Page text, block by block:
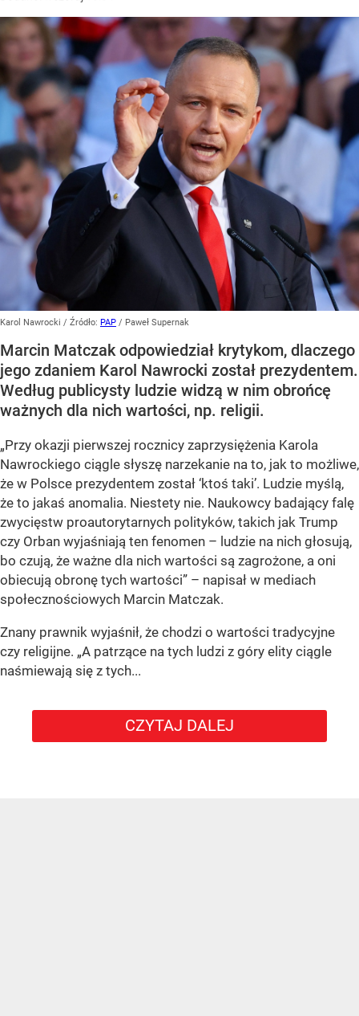
Karol Nawrocki / Źródło: PAP / Paweł Supernak
Marcin Matczak odpowiedział krytykom, dlaczego
jego zdaniem Karol Nawrocki został prezydentem.
Według publicysty ludzie widzą w nim obrońcę
ważnych dla nich wartości, np. religii.
„Przy okazji pierwszej rocznicy zaprzysiężenia Karola
Nawrockiego ciągle słyszę narzekanie na to, jak to możliwe,
że w Polsce prezydentem został ‘ktoś taki’. Ludzie myślą,
że to jakaś anomalia. Niestety nie. Naukowcy badający falę
zwycięstw proautorytarnych polityków, takich jak Trump
czy Orban wyjaśniają ten fenomen – ludzie na nich głosują,
bo czują, że ważne dla nich wartości są zagrożone, a oni
obiecują obronę tych wartości” – napisał w mediach
społecznościowych Marcin Matczak.
Znany prawnik wyjaśnił, że chodzi o wartości tradycyjne
czy religijne. „A patrzące na tych ludzi z góry elity ciągle
naśmiewają się z tych...
CZYTAJ DALEJ